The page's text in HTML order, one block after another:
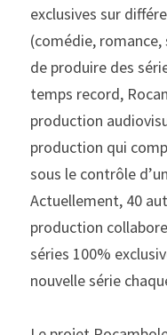
exclusives sur
(comédie,
de produire des
temps record,
production
production qui
sous le contrôle
Actuellement, 40
production
séries 100%
nouvelle série